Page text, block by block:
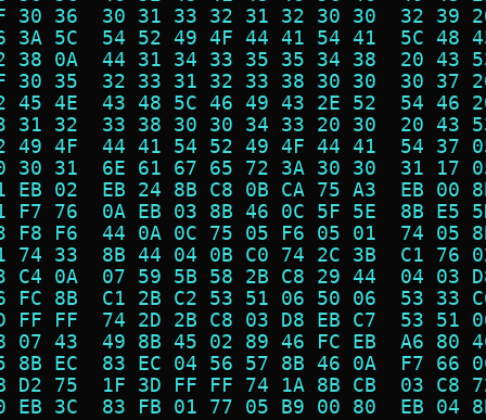
30 36  30 31 33 32 31 32 30 30  32
3A 5C  54 52 49 4F 44 41 54 41  5C
38 0A  44 31 34 33 35 35 34 38  20
30 35  32 33 31 32 33 38 30 30  30
45 4E  43 48 5C 46 49 43 2E 52  54
31 32  33 38 30 30 34 33 20 30  20
49 4F  44 41 54 52 49 4F 44 41  54
30 31  6E 61 67 65 72 3A 30 30  31
EB 02  EB 24 8B C8 0B CA 75 A3  EB
F7 76  0A EB 03 8B 46 0C 5F 5E  8B
F8 F6  44 0A 0C 75 05 F6 05 01  74
74 33  8B 44 04 0B C0 74 2C 3B  C1
C4 0A  07 59 5B 58 2B C8 29 44  04
FC 8B  C1 2B C2 53 51 06 50 06  53
FF FF  74 2D 2B C8 03 D8 EB C7  53
07 43  49 8B 45 02 89 46 FC EB  A6
8B EC  83 EC 04 56 57 8B 46 0A  F7
D2 75  1F 3D FF FF 74 1A 8B CB  03
EB 3C  83 FB 01 77 05 B9 00 80  EB